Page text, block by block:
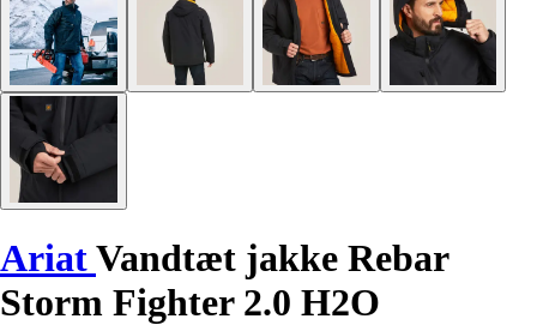
AriatVandtæt jakke Rebar
Storm Fighter 2.0 H2O